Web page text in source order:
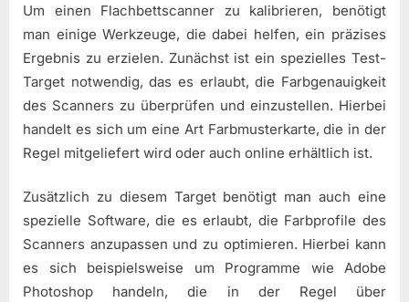
Um einen Flachbettscanner zu kalibrieren, benötigt
man einige Werkzeuge, die dabei helfen, ein präzises
Ergebnis zu erzielen. Zunächst ist ein spezielles Test-
Target notwendig, das es erlaubt, die Farbgenauigkeit
des Scanners zu überprüfen und einzustellen. Hierbei
handelt es sich um eine Art Farbmusterkarte, die in der
Regel mitgeliefert wird oder auch online erhältlich ist.
Zusätzlich zu diesem Target benötigt man auch eine
spezielle Software, die es erlaubt, die Farbprofile des
Scanners anzupassen und zu optimieren. Hierbei kann
es sich beispielsweise um Programme wie Adobe
Photoshop handeln, die in der Regel über